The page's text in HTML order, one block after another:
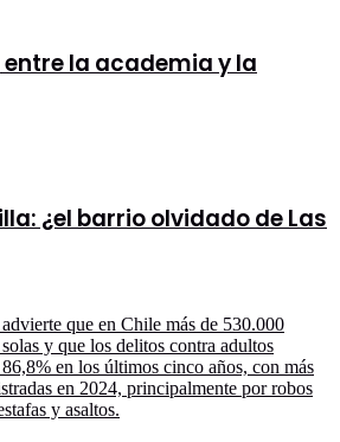
la academia y la
¿el barrio olvidado de Las